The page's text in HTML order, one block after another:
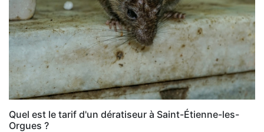
Quel est le tarif d'un dératiseur à Saint-Étienne-les-
Orgues ?